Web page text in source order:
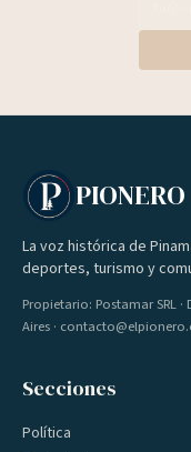
PIONERO
La voz histórica de
deportes, turismo y
Propietario: Postamar SRL ·
Aires ·
Secciones
Política